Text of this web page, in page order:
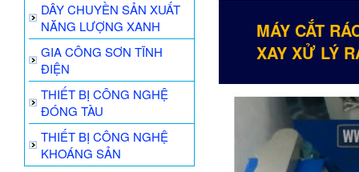
DÂY CHUYỀN SẢN XUẤT
NĂNG LƯỢNG XANH
GIA CÔNG SƠN TĨNH
ĐIỆN
THIẾT BỊ CÔNG NGHỆ
ĐÓNG TÀU
THIẾT BỊ CÔNG NGHỆ
KHOÁNG SẢN
MÁY CẮT
XAY XỬ LÝ